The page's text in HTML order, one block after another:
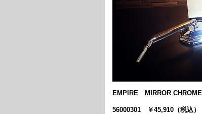
EMPIRE MIRROR CHROME
56000301 ￥45,910（税込）